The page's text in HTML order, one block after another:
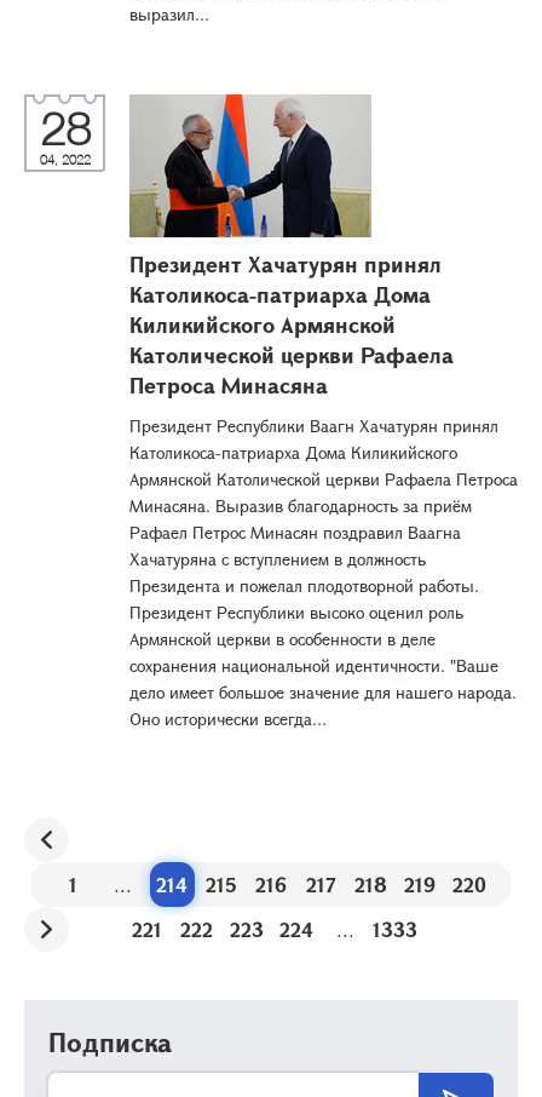
выразил...
28
04, 2022
Президент Хачатурян принял
Католикоса-патриарха Дома
Киликийского Армянской
Католической церкви Рафаела
Петроса Минасяна
Президент Республики Ваагн Хачатурян принял
Католикоса-патриарха Дома Киликийского
Армянской Католической церкви Рафаела Петроса
Минасяна. Выразив благодарность за приём
Рафаел Петрос Минасян поздравил Ваагна
Хачатуряна с вступлением в должность
Президента и пожелал плодотворной работы.
Президент Республики высоко оценил роль
Армянской церкви в особенности в деле
сохранения национальной идентичности. "Ваше
дело имеет большое значение для нашего народа.
Оно исторически всегда...
1 ... 214 215 216 217 218 219
220
221
222 223 224 ... 1333
Подписка